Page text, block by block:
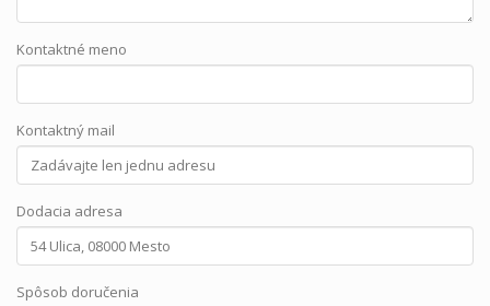
Kontaktné meno
Kontaktný mail
Dodacia adresa
Spôsob doručenia